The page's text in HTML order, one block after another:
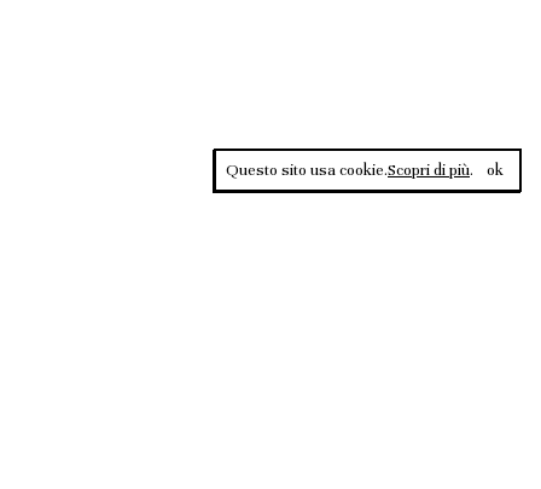
Questo sito usa cookie.Scopri di più. ok